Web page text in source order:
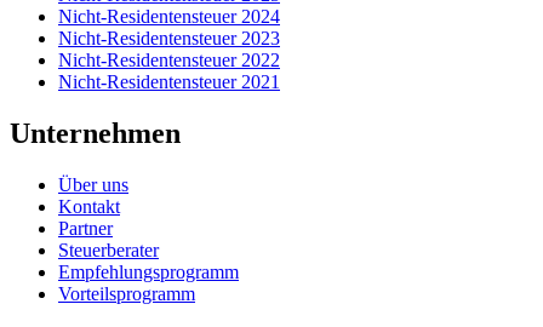
Nicht-Residentensteuer 2024
Nicht-Residentensteuer 2023
Nicht-Residentensteuer 2022
Nicht-Residentensteuer 2021
Unternehmen
Über uns
Kontakt
Partner
Steuerberater
Empfehlungsprogramm
Vorteilsprogramm